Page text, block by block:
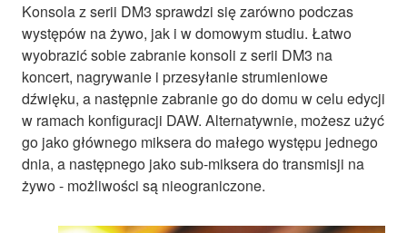
Konsola z serii DM3 sprawdzi się zarówno podczas
występów na żywo, jak i w domowym studiu. Łatwo
wyobrazić sobie zabranie konsoli z serii DM3 na
koncert, nagrywanie i przesyłanie strumieniowe
dźwięku, a następnie zabranie go do domu w celu edycji
w ramach konfiguracji DAW. Alternatywnie, możesz użyć
go jako głównego miksera do małego występu jednego
dnia, a następnego jako sub-miksera do transmisji na
żywo - możliwości są nieograniczone.